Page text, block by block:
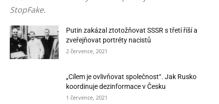
StopFake.
Putin zakázal ztotožňovat SSSR s třetí říší a
zveřejňovat portréty nacistů
2 července, 2021
„Cílem je ovlivňovat společnost“. Jak Rusko
koordinuje dezinformace v Česku
1 července, 2021